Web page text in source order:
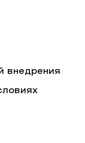
внедрения